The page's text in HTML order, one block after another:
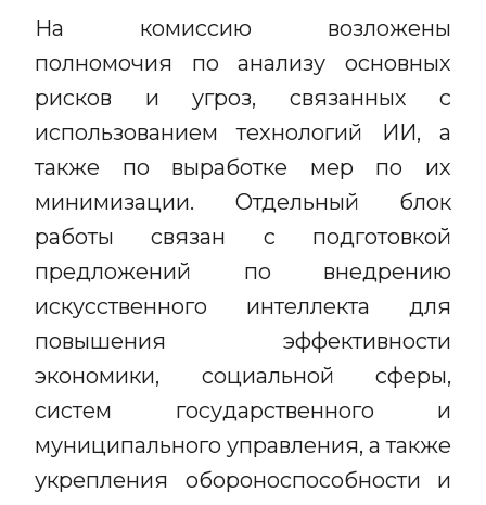
На комиссию возложены
полномочия по анализу основных
рисков и угроз, связанных с
использованием технологий ИИ, а
также по выработке мер по их
минимизации. Отдельный блок
работы связан с подготовкой
предложений по внедрению
искусственного интеллекта для
повышения эффективности
экономики, социальной сферы,
систем государственного и
муниципального управления, а также
укрепления обороноспособности и